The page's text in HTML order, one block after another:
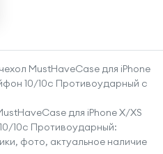
MustHaveCase для iPhone
10/10с Противоударный с
для iPhone X/XS
10с Противоударный:
фото, актуальное наличие